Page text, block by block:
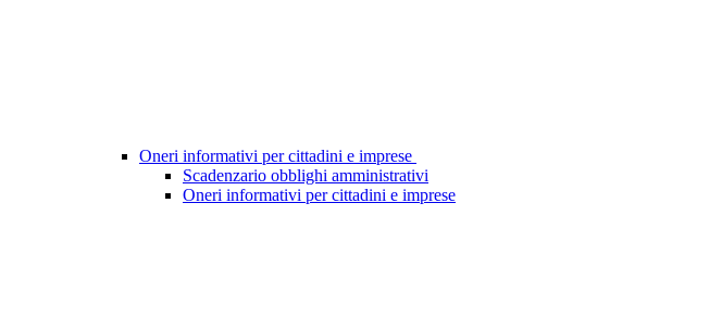
Oneri informativi per cittadini e imprese
Scadenzario obblighi amministrativi
Oneri informativi per cittadini e imprese